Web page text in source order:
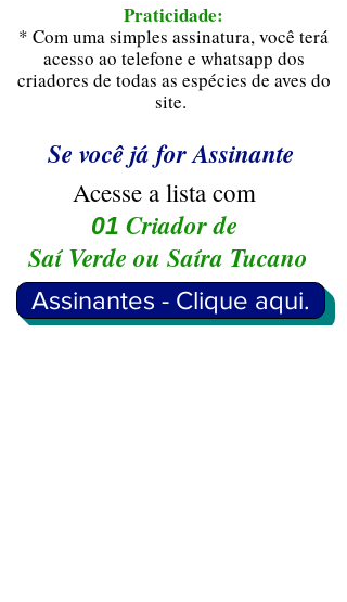
Praticidade:
* Com uma simples assinatura, você terá
acesso ao telefone e whatsapp dos
criadores de todas as espécies de aves do
site.
Se você já for Assinante
Acesse a lista com
01 Criador de
Saí Verde ou Saíra Tucano
Assinantes - Clique aqui.